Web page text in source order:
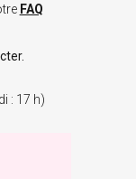
FAQ
: 17 h)